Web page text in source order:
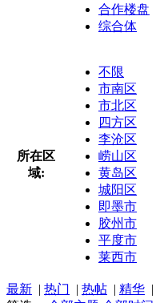
合作楼盘
综合体
所在区
域:
不限
市南区
市北区
四方区
李沧区
崂山区
黄岛区
城阳区
即墨市
胶州市
平度市
莱西市
最新 | 热门 | 热帖 | 精华 |